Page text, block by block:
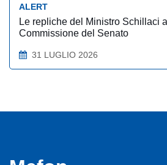
ALERT
Le repliche del Ministro Schillaci
Commissione del Senato
31 LUGLIO 2026